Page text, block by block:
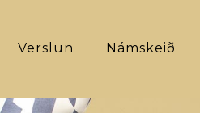
Verslun Námskeið